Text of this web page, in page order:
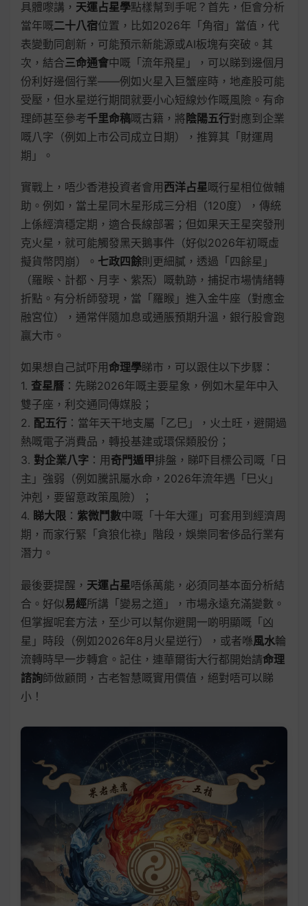
具體嚟講， 天運占星學點樣幫到手呢？首先，佢會分析
當年嘅二十八宿位置，比如2026年「角宿」當值，代
表變動同創新，可能預示新能源或AI板塊有突破。其
次，結合三命通會中嘅「流年飛星」，可以睇到邊個月
份利好邊個行業——例如火星入巨蟹座時，地產股可能
受壓，但水星逆行期間就要小心短線炒作嘅風險。有命
理師甚至參考千里命稿嘅古籍，將 陰陽五行對應到企業
嘅八字（例如上市公司成立日期），推算其「財運周
期」。
實戰上，唔少香港投資者會用 西洋占星嘅行星相位做輔
助。例如，當土星同木星形成三分相（120度），傳統
上係經濟穩定期，適合長線部署；但如果天王星突發刑
克火星，就可能觸發黑天鵝事件（好似2026年初嘅虛
擬貨幣閃崩）。 七政四餘則更細膩，透過「四餘星」
（羅睺、計都、月孛、紫炁）嘅軌跡，捕捉市場情緒轉
折點。有分析師發現，當「羅睺」進入金牛座（對應金
融宮位），通常伴隨加息或通脹預期升溫，銀行股會跑
贏大市。
如果想自己試吓用 命理學睇市，可以跟住以下步驟：
1. 查星曆 ：先睇2026年嘅主要星象，例如木星年中入
雙子座，利交通同傳媒股；
2. 配五行 ：當年天干地支屬「乙巳」，火土旺，避開過
熱嘅電子消費品，轉投基建或環保類股份；
3. 對企業八字 ：用 奇門遁甲排盤，睇吓目標公司嘅「日
主」強弱（例如騰訊屬水命，2026年流年遇「巳火」
沖剋，要留意政策風險）；
4. 睇大限 ： 紫微鬥數中嘅「十年大運」可套用到經濟周
期，而家行緊「貪狼化祿」階段，娛樂同奢侈品行業有
潛力。
最後要提醒， 天運占星唔係萬能，必須同基本面分析結
合。好似易經所講「變易之道」，市場永遠充滿變數。
但掌握呢套方法，至少可以幫你避開一啲明顯嘅「凶
星」時段（例如2026年8月火星逆行），或者喺風水輪
流轉時早一步轉倉。記住，連華爾街大行都開始請命理
諮詢師做顧問，古老智慧嘅實用價值，絕對唔可以睇
小！